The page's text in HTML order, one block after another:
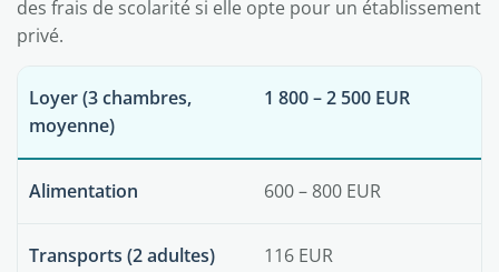
des frais de scolarité si elle opte pour un établissement
privé.
Loyer (3 chambres,
moyenne)
1 800 – 2 500 EUR
Alimentation 600 – 800 EUR
Transports (2 adultes) 116 EUR